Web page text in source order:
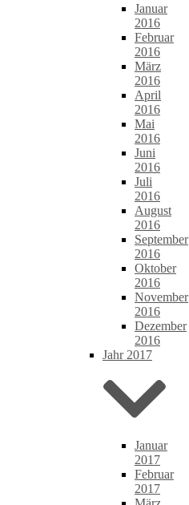
Januar
2016
Februar
2016
März
2016
April
2016
Mai
2016
Juni
2016
Juli
2016
August
2016
September
2016
Oktober
2016
November
2016
Dezember
2016
Jahr 2017
Januar
2017
Februar
2017